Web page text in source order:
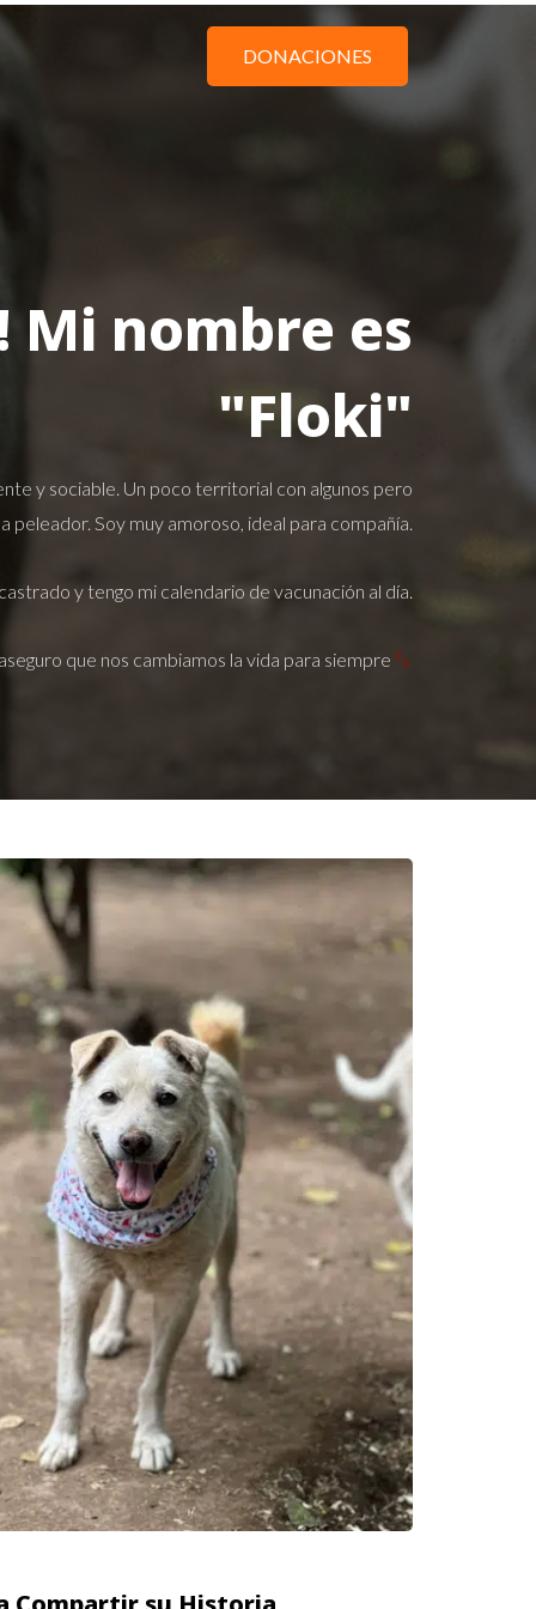
DONACIONES
Mi nombre es
"Floki"
y sociable. Un poco territorial con algunos pero
peleador. Soy muy amoroso, ideal para compañía.
y tengo mi calendario de vacunación al día.
que nos cambiamos la vida para siempre